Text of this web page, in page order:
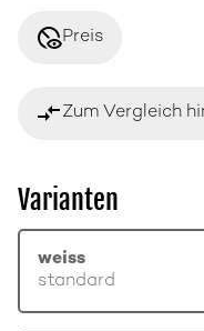
disabled_visiblePreis
compare_arrowsZum Vergleich
Varianten
weiss
standard